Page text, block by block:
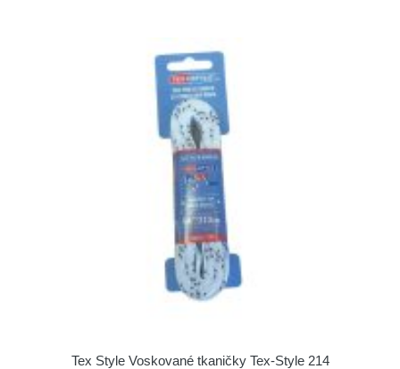
Tex Style Voskované tkaničky Tex-Style 214